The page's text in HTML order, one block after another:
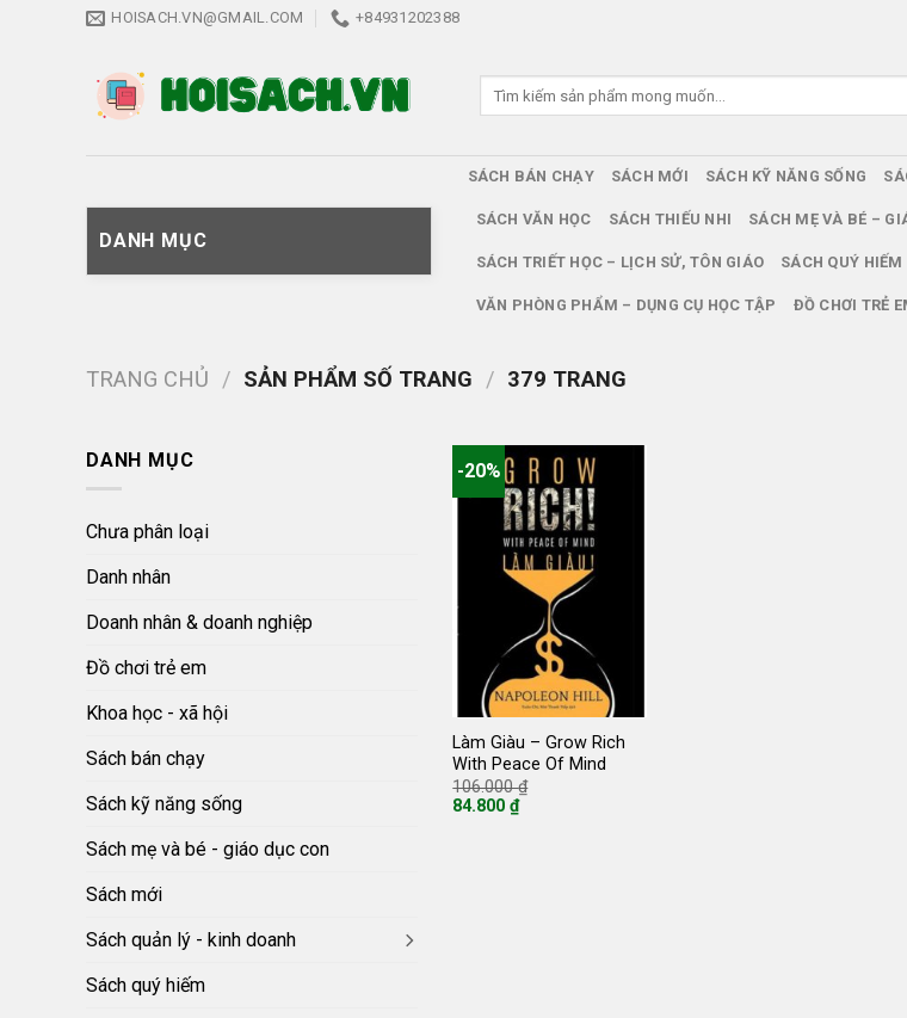
HOISACH.VN@GMAIL.COM +84931202388
DANH MỤC
SÁCH BÁN CHẠY SÁCH MỚI SÁCH KỸ NĂNG SỐNG
SÁCH VĂN HỌC SÁCH THIẾU NHI SÁCH MẸ VÀ BÉ –
SÁCH TRIẾT HỌC – LỊCH SỬ, TÔN GIÁO SÁCH QUÝ HIẾM
VĂN PHÒNG PHẨM – DỤNG CỤ HỌC TẬP ĐỒ CHƠI TRẺ
TRANG CHỦ / SẢN PHẨM SỐ TRANG / 379 TRANG
DANH MỤC
Chưa phân loại
Danh nhân
Doanh nhân & doanh nghiệp
Đồ chơi trẻ em
Khoa học - xã hội
Sách bán chạy
Sách kỹ năng sống
Sách mẹ và bé - giáo dục con
Sách mới
Sách quản lý - kinh doanh
Sách quý hiếm
-20%
Làm Giàu – Grow Rich
With Peace Of Mind
106.000₫
84.800₫